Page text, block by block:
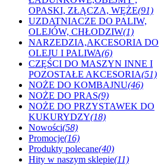
OPASKI, ZŁĄCZA, WĘŻE(91)
UZDATNIACZE DO PALIW,
OLEJÓW, CHŁODZIW(1)
NARZEDZIA,AKCESORIA DO
OLEJU I PALIWA(6)
CZĘŚCI DO MASZYN INNE I
POZOSTAŁE AKCESORIA(51)
NOŻE DO KOMBAJNU(46)
NOŻE DO PRAS(9)
NOŻE DO PRZYSTAWEK DO
KUKURYDZY(18)
Nowości(58)
Promocje(16)
Produkty polecane(40)
Hity w naszym sklepie(11)